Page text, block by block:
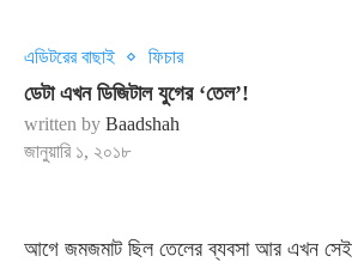
এডিটরের বাছাই ফিচার
ডেটা এখন ডিজিটাল যুগের ‘তেল’!
written by Baadshah
জানুয়ারি ১, ২০১৮
আগে জমজমাট ছিল তেলের ব্যবসা আর এখন সেই